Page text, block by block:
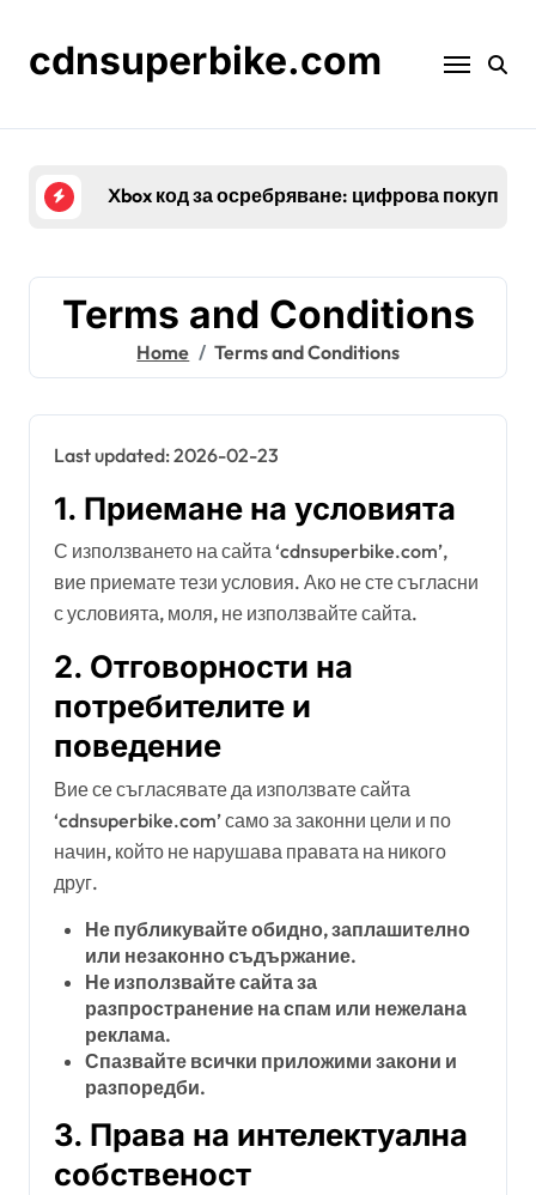
contentcdnsuperbike.com
Twitch Drops за нови играчи:
Terms and Conditions
Home Terms and Conditions
Last updated: 2026-02-23
1. Приемане на условията
С използването на сайта ‘cdnsuperbike.com’,
вие приемате тези условия. Ако не сте съгласни
с условията, моля, не използвайте сайта.
2. Отговорности на
потребителите и
поведение
Вие се съгласявате да използвате сайта
‘cdnsuperbike.com’ само за законни цели и по
начин, който не нарушава правата на никого
друг.
Не публикувайте обидно, заплашително
или незаконно съдържание.
Не използвайте сайта за
разпространение на спам или нежелана
реклама.
Спазвайте всички приложими закони и
разпоредби.
3. Права на интелектуална
собственост